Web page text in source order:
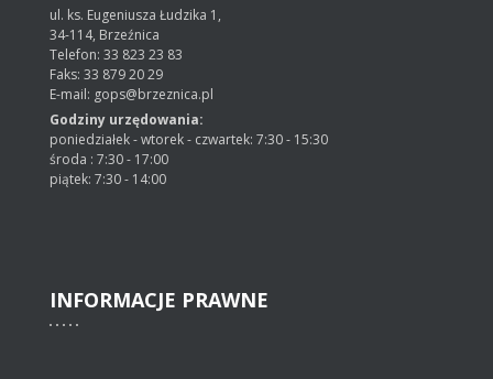
ul. ks. Eugeniusza Łudzika 1,
34-114, Brzeźnica
Telefon: 33 823 23 83
Faks: 33 879 20 29
E-mail: gops@brzeznica.pl
Godziny urzędowania:
poniedziałek - wtorek - czwartek: 7:30 - 15:30
środa : 7:30 - 17:00
piątek: 7:30 - 14:00
INFORMACJE PRAWNE